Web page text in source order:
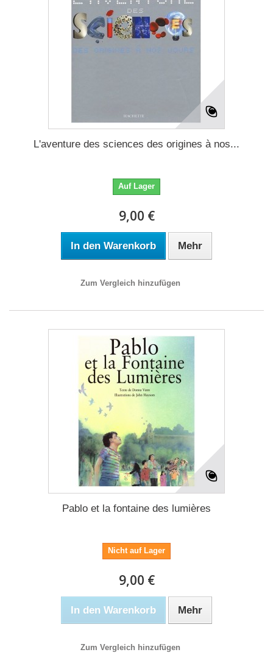
L'aventure des sciences des origines à nos...
Auf Lager
9,00 €
In den Warenkorb Mehr
Zum Vergleich hinzufügen
Pablo et la fontaine des lumières
Nicht auf Lager
9,00 €
In den Warenkorb Mehr
Zum Vergleich hinzufügen